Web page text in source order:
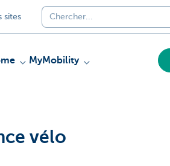
sites
MyMobility
vélo